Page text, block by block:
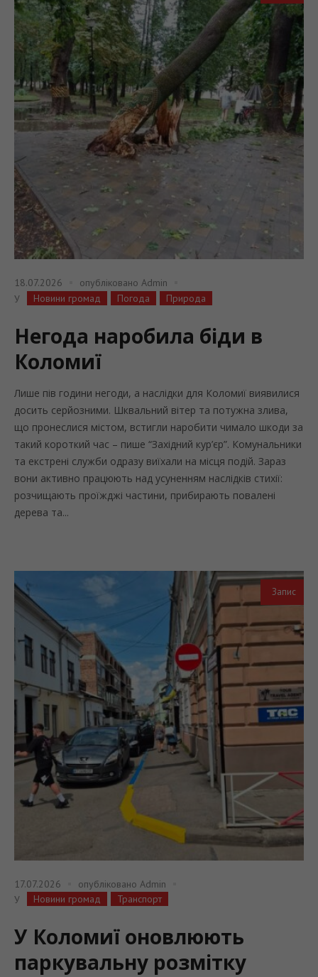
18.07.2026 опубліковано Admin
У
Новини громад Погода Природа
Негода наробила біди в
Коломиї
Лише пів години негоди, а наслідки для Коломиї виявилися
досить серйозними. Шквальний вітер та потужна злива,
що пронеслися містом, встигли наробити чимало шкоди за
такий короткий час – пише “Західний кур’єр”. Комунальники
та екстрені служби одразу виїхали на місця подій. Зараз
вони активно працюють над усуненням наслідків стихії:
розчищають проїжджі частини, прибирають повалені
дерева та...
Запис
17.07.2026 опубліковано Admin
У
Новини громад Транспорт
У Коломиї оновлюють
паркувальну розмітку